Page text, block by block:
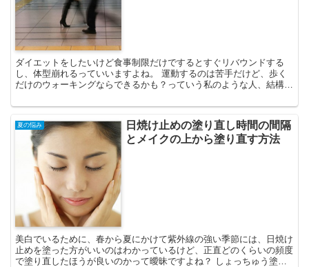
ダイエットをしたいけど食事制限だけでするとすぐリバウンドする
し、体型崩れるっていいますよね。 運動するのは苦手だけど、歩く
だけのウォーキングならできるかも？っていう私のような人、結構い
夏の悩み
日焼け止めの塗り直し時間の間隔
とメイクの上から塗り直す方法
美白でいるために、春から夏にかけて紫外線の強い季節には、日焼け
止めを塗った方がいいのはわかっているけど、正直どのくらいの頻度
で塗り直したほうが良いのかって曖昧ですよね？ しょっちゅう塗り